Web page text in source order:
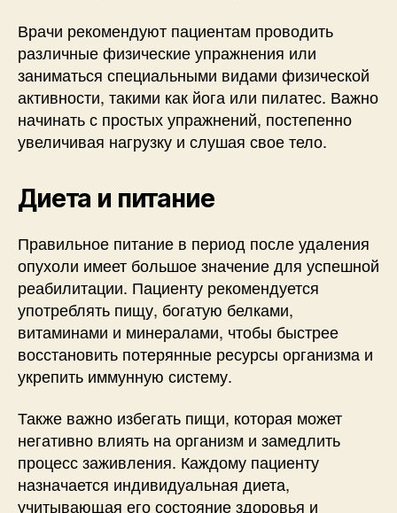
Врачи рекомендуют пациентам проводить
различные физические упражнения или
заниматься специальными видами физической
активности, такими как йога или пилатес. Важно
начинать с простых упражнений, постепенно
увеличивая нагрузку и слушая свое тело.
Диета и питание
Правильное питание в период после удаления
опухоли имеет большое значение для успешной
реабилитации. Пациенту рекомендуется
употреблять пищу, богатую белками,
витаминами и минералами, чтобы быстрее
восстановить потерянные ресурсы организма и
укрепить иммунную систему.
Также важно избегать пищи, которая может
негативно влиять на организм и замедлить
процесс заживления. Каждому пациенту
назначается индивидуальная диета,
учитывающая его состояние здоровья и